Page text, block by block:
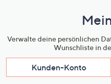
Verwalte deine persönlichen
Wunschliste in
Kunden-Konto